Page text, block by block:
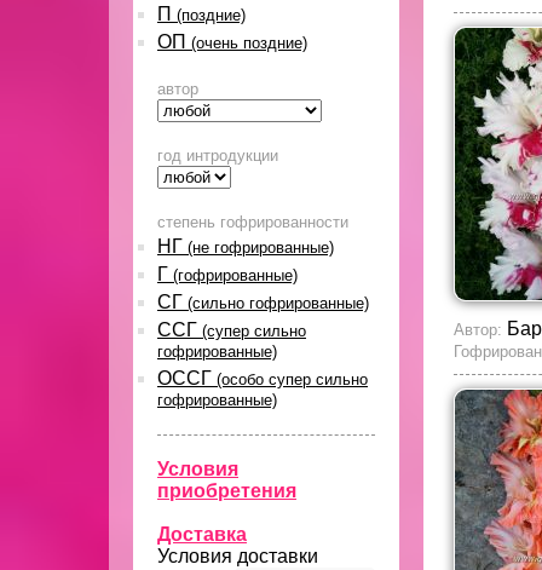
П (поздние)
ОП (очень поздние)
автор
год интродукции
степень гофрированности
НГ (не гофрированные)
Г (гофрированные)
СГ (сильно гофрированные)
ССГ (супер сильно
гофрированные)
ОССГ (особо супер сильно
гофрированные)
Условия
приобретения
Доставка
Условия доставки
Автор: